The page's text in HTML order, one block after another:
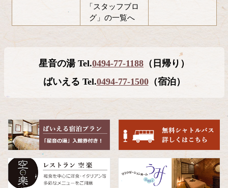
「スタッフブロ
グ」の一覧へ
頭
へ
戻
る
星音の湯 Tel.0494-77-1188 （日帰り）
ばいえる Tel.0494-77-1500（宿泊）